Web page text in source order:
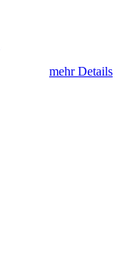
mehr Details